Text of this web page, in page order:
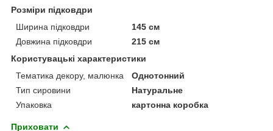
Розміри підковдри
Ширина підковдри
145 см
Довжина підковдри
215 см
Користувацькі характеристики
Тематика декору, малюнка
Однотонний
Тип сировини
Натуральне
Упаковка
картонна коробка
Приховати